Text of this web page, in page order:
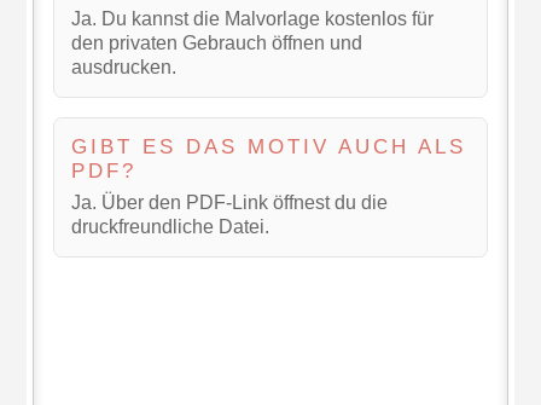
Ja. Du kannst die Malvorlage kostenlos für
den privaten Gebrauch öffnen und
ausdrucken.
GIBT ES DAS MOTIV AUCH ALS
PDF?
Ja. Über den PDF-Link öffnest du die
druckfreundliche Datei.